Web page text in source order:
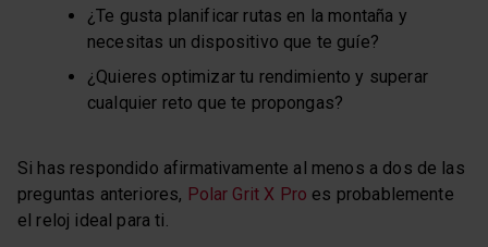
¿Te gusta planificar rutas en la montaña y
necesitas un dispositivo que te guíe?
¿Quieres optimizar tu rendimiento y superar
cualquier reto que te propongas?
Si has respondido afirmativamente al menos a dos de las
preguntas anteriores, Polar Grit X Pro es probablemente
el reloj ideal para ti.